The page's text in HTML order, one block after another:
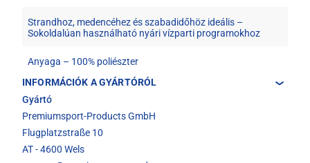
Strandhoz, medencéhez és szabadidőhöz ideális –
Sokoldalúan használható nyári vízparti programokhoz
Anyaga – 100% poliészter
INFORMÁCIÓK A GYÁRTÓRÓL
Gyártó
Premiumsport-Products GmbH
Flugplatzstraße 10
AT - 4600 Wels